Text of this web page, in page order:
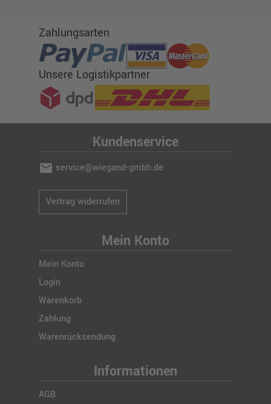
Zahlungsarten
Unsere Logistikpartner
Kundenservice
mail service@wiegand-gmbh.de
Vertrag widerrufen
Mein Konto
Mein Konto
Login
Warenkorb
Zahlung
Warenrücksendung
Informationen
AGB